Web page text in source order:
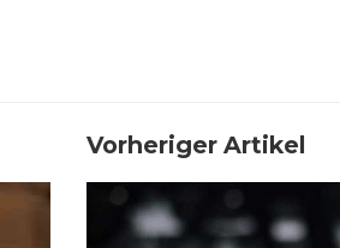
Vorheriger Artikel